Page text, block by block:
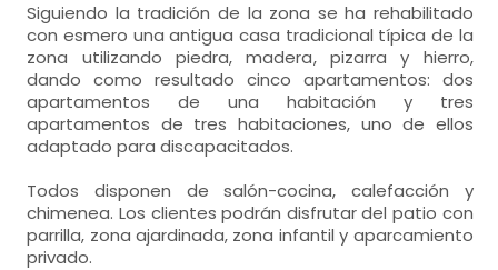
Siguiendo la tradición de la zona se ha rehabilitado
con esmero una antigua casa tradicional típica de la
zona utilizando piedra, madera, pizarra y hierro,
dando como resultado cinco apartamentos: dos
apartamentos de una habitación y tres
apartamentos de tres habitaciones, uno de ellos
adaptado para discapacitados.
Todos disponen de salón-cocina, calefacción y
chimenea. Los clientes podrán disfrutar del patio con
parrilla, zona ajardinada, zona infantil y aparcamiento
privado.